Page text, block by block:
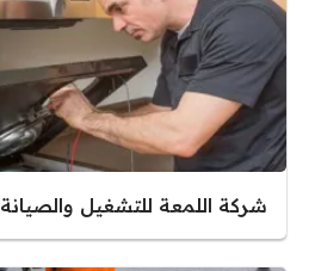
شركة اللمعة للتشغيل والصيانة